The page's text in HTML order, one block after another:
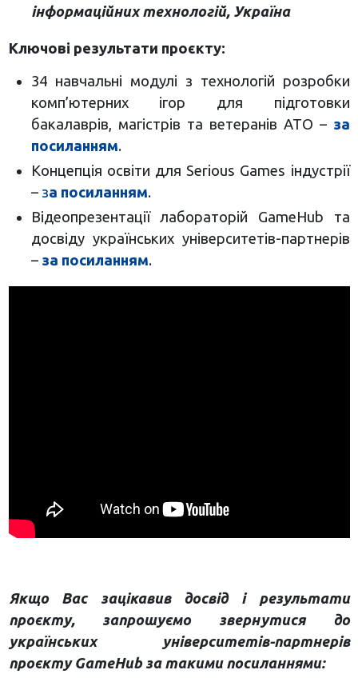
інформаційних технологій, Україна
Ключові результати проєкту:
34 навчальні модулі з технологій розробки
комп’ютерних ігор для підготовки
бакалаврів, магістрів та ветеранів АТО – за
посиланням.
Концепція освіти для Serious Games індустрії
– за посиланням.
Відеопрезентації лабораторій GameHub та
досвіду українських університетів-партнерів
– за посиланням.
Якщо Вас зацікавив досвід і результати
проєкту, запрошуємо звернутися до
українських університетів-партнерів
проєкту GameHub за такими посиланнями: